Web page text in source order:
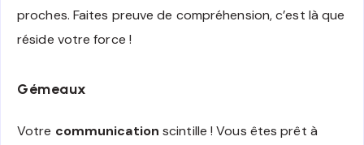
proches. Faites preuve de compréhension, c’est là que
réside votre force !
Gémeaux
Votre communication scintille ! Vous êtes prêt à